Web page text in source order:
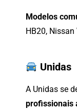
Modelos
HB20, Nissan
Unidas
A Unidas se
profissionais